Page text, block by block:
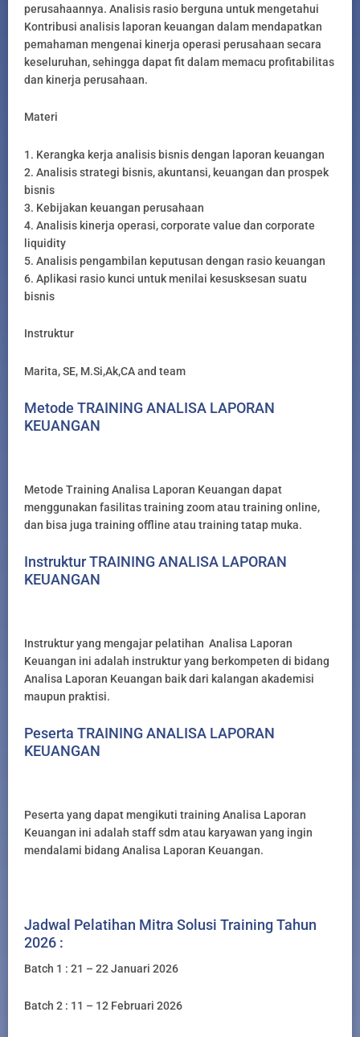
perusahaannya. Analisis rasio berguna untuk mengetahui
Kontribusi analisis laporan keuangan dalam mendapatkan
pemahaman mengenai kinerja operasi perusahaan secara
keseluruhan, sehingga dapat fit dalam memacu profitabilitas
dan kinerja perusahaan.
Materi
1. Kerangka kerja analisis bisnis dengan laporan keuangan
2. Analisis strategi bisnis, akuntansi, keuangan dan prospek
bisnis
3. Kebijakan keuangan perusahaan
4. Analisis kinerja operasi, corporate value dan corporate
liquidity
5. Analisis pengambilan keputusan dengan rasio keuangan
6. Aplikasi rasio kunci untuk menilai kesusksesan suatu
bisnis
Instruktur
Marita, SE, M.Si,Ak,CA and team
Metode TRAINING ANALISA LAPORAN
KEUANGAN
Metode Training Analisa Laporan Keuangan dapat
menggunakan fasilitas training zoom atau training online,
dan bisa juga training offline atau training tatap muka.
Instruktur TRAINING ANALISA LAPORAN
KEUANGAN
Instruktur yang mengajar pelatihan Analisa Laporan
Keuangan ini adalah instruktur yang berkompeten di bidang
Analisa Laporan Keuangan baik dari kalangan akademisi
maupun praktisi.
Peserta TRAINING ANALISA LAPORAN
KEUANGAN
Peserta yang dapat mengikuti training Analisa Laporan
Keuangan ini adalah staff sdm atau karyawan yang ingin
mendalami bidang Analisa Laporan Keuangan.
Jadwal Pelatihan Mitra Solusi Training Tahun
2026 :
Batch 1 : 21 – 22 Januari 2026
Batch 2 : 11 – 12 Februari 2026